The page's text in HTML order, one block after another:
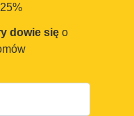
dowie się o